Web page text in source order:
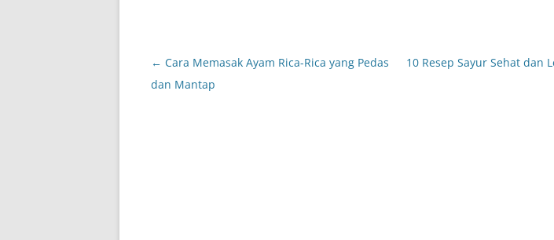
Post
navigation
← Cara Memasak Ayam Rica-Rica yang Pedas
dan Mantap
10 Resep Sayur Sehat dan